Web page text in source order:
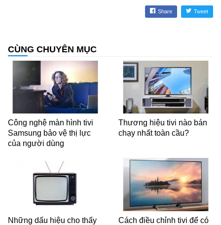
Share Tweet
CÙNG CHUYÊN MỤC
Công nghệ màn hình tivi
Samsung bảo vệ thị lực
của người dùng
Thương hiệu tivi nào bán
chạy nhất toàn cầu?
Những dấu hiệu cho thấy
Cách điều chỉnh tivi để có